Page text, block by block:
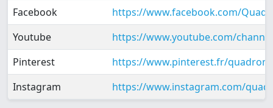
Facebook
https://www.facebook.com/
Youtube
https://www.youtube.com/
Pinterest
https://www.pinterest.fr/
Instagram
https://www.instagram.com/